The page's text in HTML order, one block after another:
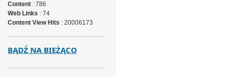
Content: 786
Web Links : 74
Content View Hits : 20006173
BĄDŹ NA BIEŻĄCO